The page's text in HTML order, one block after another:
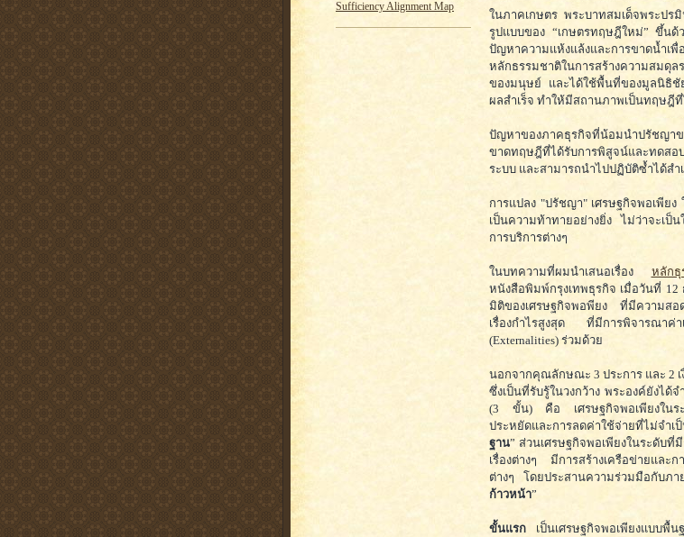
Sufficiency Alignment Map
ในภาคเกษตร พระบาทสมเด็จพระป
รูปแบบของ “เกษตรทฤษฎีใหม่” ขึ้นด้
ปัญหาความแห้งแล้งและการขาดน้ำเ
หลักธรรมชาติในการสร้างความสมดุ
ของมนุษย์ และได้ใช้พื้นที่ของมูลนิธิ
ผลสำเร็จ ทำให้มีสถานภาพเป็นทฤษฎี
ปัญหาของภาคธุรกิจที่น้อมนำปรัชญา
ขาดทฤษฎีที่ได้รับการพิสูจน์และทดสอ
ระบบ และสามารถนำไปปฏิบัติซ้ำได้สำ
การแปลง "ปรัชญา" เศรษฐกิจพอเพีย
เป็นความท้าทายอย่างยิ่ง ไม่ว่าจะเ
การบริการต่างๆ
ในบทความที่ผมนำเสนอเรื่อง หลักธุ
หนังสือพิมพ์กรุงเทพธุรกิจ เมื่อวันที่ 12
มิติของเศรษฐกิจพอพียง ที่มีความสอ
เรื่องกำไรสูงสุด ที่มีการพิจารณาค่
(Externalities) ร่วมด้วย
นอกจากคุณลักษณะ 3 ประการ และ 2
ซึ่งเป็นที่รับรู้ในวงกว้าง พระองค์ยังได้
(3 ขั้น) คือ เศรษฐกิจพอเพียงในระ
ประหยัดและการลดค่าใช้จ่ายที่ไม่จำ
ฐาน” ส่วนเศรษฐกิจพอเพียงในระดับที่
เรื่องต่างๆ มีการสร้างเครือข่ายและ
ต่างๆ โดยประสานความร่วมมือกับภ
ก้าวหน้า”
ขั้นแรก เป็นเศรษฐกิจพอเพียงแบบพื้